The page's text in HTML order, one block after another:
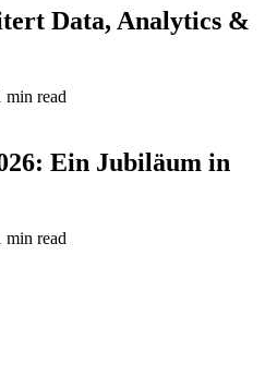
Data, Analytics &
min read
Ein Jubiläum in
min read